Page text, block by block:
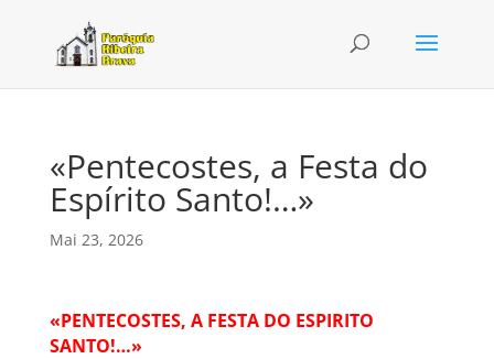
«Pentecostes, a Festa do
Espírito Santo!…»
Mai 23, 2026
«PENTECOSTES, A FESTA DO ESPIRITO
SANTO!…»